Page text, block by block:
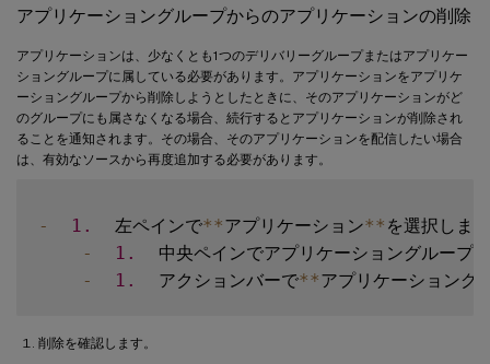
アプリケーショングループからのアプリケーションの削除
アプリケーションは、少なくとも1つのデリバリーグループまたはアプリケー
ショングループに属している必要があります。アプリケーションをアプリケ
ーショングループから削除しようとしたときに、そのアプリケーションがど
のグループにも属さなくなる場合、続行するとアプリケーションが削除され
ることを通知されます。その場合、そのアプリケーションを配信したい場合
は、有効なソースから再度追加する必要があります。
- 1.
  左ペインで
**アプリケーション** を選択しま
-
1.
中央ペインでアプリケーショングループ
-
1.
  アクションバーで
**アプリケーショング
削除を確認します。